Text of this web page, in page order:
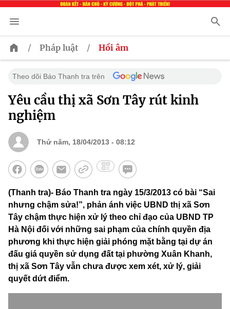
/ Pháp luật / Hồi âm
Theo dõi Báo Thanh tra trên
Yêu cầu thị xã Sơn Tây rút kinh
nghiệm
Thứ năm, 18/04/2013 - 08:12
(Thanh tra)- Báo Thanh tra ngày 15/3/2013 có bài “Sai
nhưng chậm sửa!”, phản ánh việc UBND thị xã Sơn
Tây chậm thực hiện xử lý theo chỉ đạo của UBND TP
Hà Nội đối với những sai phạm của chính quyền địa
phương khi thực hiện giải phóng mặt bằng tại dự án
đấu giá quyền sử dụng đất tại phường Xuân Khanh,
thị xã Sơn Tây vẫn chưa được xem xét, xử lý, giải
quyết dứt điểm.